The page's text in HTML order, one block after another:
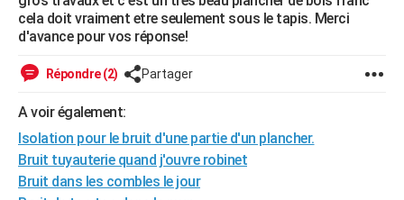
Destinations
City break
Voyage nature
Voyage de noces
Forum
Climat
+PHOTO
GUIDES D'ACHAT
CARTE DE VOEUX
Carte de Noël
Carte Bonne année
Carte Saint-Valentin
Carte Pâques
Carte d'anniversaire
DICTIONNAIRE
cela doit vraiment etre seulement sous le tapis. Merci
d'avance pour vos réponse!
Répondre (2) Partager
A voir également:
Isolation pour le bruit d'une partie d'un plancher.
Bruit tuyauterie quand j'ouvre robinet
Bruit dans les combles le jour